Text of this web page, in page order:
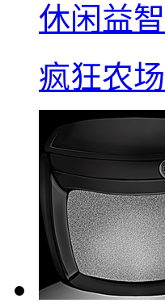
休闲益智
疯狂农